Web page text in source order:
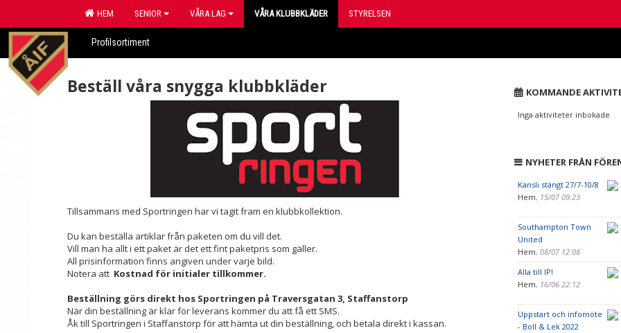
HEM SENIOR VÅRA LAG VÅRA KLUBBKLÄDER STYRELSEN
Profilsortiment
Beställ våra snygga klubbkläder
Tillsammans med Sportringen har vi tagit fram en klubbkollektion.
Du kan beställa artiklar från paketen om du vill det.
Vill man ha allt i ett paket är det ett fint paketpris som gäller.
All prisinformation finns angiven under varje bild.
Notera att Kostnad för initialer tillkommer.
Beställning görs direkt hos Sportringen på Traversgatan 3, Staffanstorp
När din beställning är klar för leverans kommer du att få ett SMS.
Åk till Sportringen i Staffanstorp för att hämta ut din beställning, och betala direkt i kassan.
KOMMANDE
Inga aktiviteter inbokade
NYHETER FRÅN
Kansli stängt 27/7-10/8
Hem, 15/07 09:23
Southampton Town
United
Hem, 08/07 12:08
Alla till IP!
Hem, 16/06 22:12
Uppstart och infomöte
- Boll & Lek 2022